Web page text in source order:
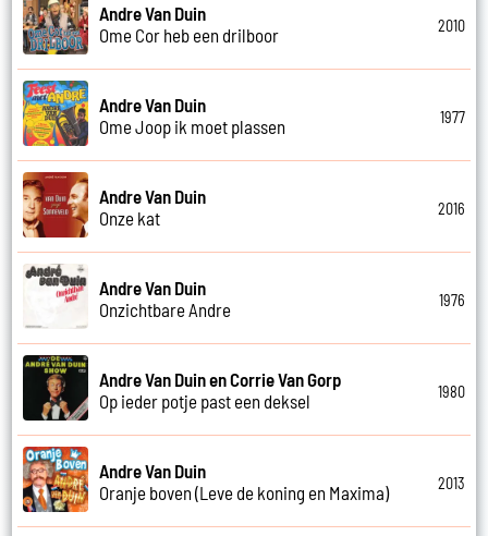
Andre Van Duin
Ome Cor heb een drilboor
2010
Andre Van Duin
Ome Joop ik moet plassen
1977
Andre Van Duin
Onze kat
2016
Andre Van Duin
Onzichtbare Andre
1976
Andre Van Duin en Corrie Van Gorp
Op ieder potje past een deksel
1980
Andre Van Duin
Oranje boven (Leve de koning en Maxima)
2013